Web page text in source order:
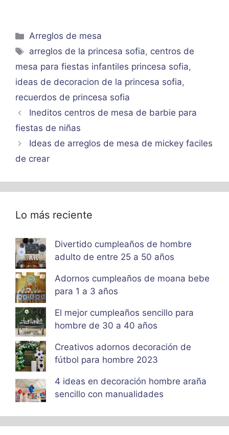
Categorías
Arreglos de mesa
Etiquetas
arreglos de la princesa sofia, centros de
mesa para fiestas infantiles princesa sofia,
ideas de decoracion de la princesa sofia,
recuerdos de princesa sofia
Ineditos centros de mesa de barbie para
fiestas de niñas
Ideas de arreglos de mesa de mickey faciles
de crear
Lo más reciente
Divertido cumpleaños de hombre
adulto de entre 25 a 50 años
Adornos cumpleaños de moana bebe
para 1 a 3 años
El mejor cumpleaños sencillo para
hombre de 30 a 40 años
Creativos adornos decoración de
fútbol para hombre 2023
4 ideas en decoración hombre araña
sencillo con manualidades